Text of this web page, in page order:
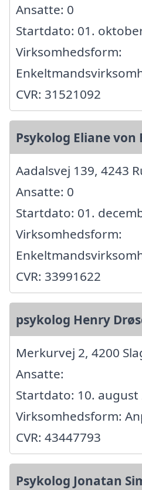
Ansatte: 0
Startdato: 01.
Virksomhedsform:
CVR: 31521092
Psykolog Eliane von
Aadalsvej 139, 4243
Ansatte: 0
Startdato: 01.
Virksomhedsform:
CVR: 33991622
psykolog Henry
Merkurvej 2, 4200
Ansatte:
Startdato: 10. august
Virksomhedsform:
CVR: 43447793
Psykolog Jonatan